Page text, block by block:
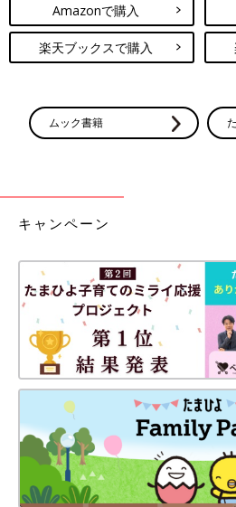
Amazonで購入
楽天ブックスで購入
ムック書籍
キャンペーン